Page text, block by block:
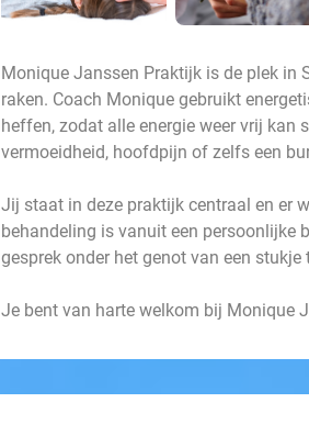
Monique Janssen Praktijk is de plek in
raken. Coach Monique gebruikt
heffen, zodat alle energie weer vrij kan
vermoeidheid, hoofdpijn of zelfs een
Jij staat in deze praktijk centraal en er
behandeling is vanuit een persoonlijke
gesprek onder het genot van een stukje
Je bent van harte welkom bij Monique